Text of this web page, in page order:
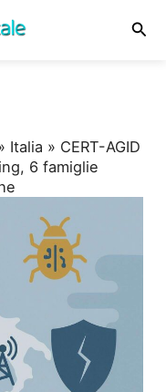
Italia » CERT-AGID
6 famiglie